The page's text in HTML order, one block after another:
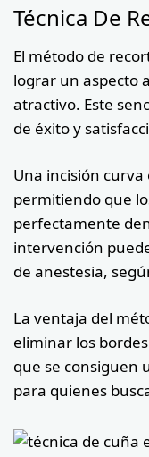
Técnica De
El método de
lograr un aspecto
atractivo. Este
de éxito y
Una incisión
permitiendo que
perfectamente
intervención
de anestesia,
La ventaja del
eliminar los
que se consiguen
para quienes